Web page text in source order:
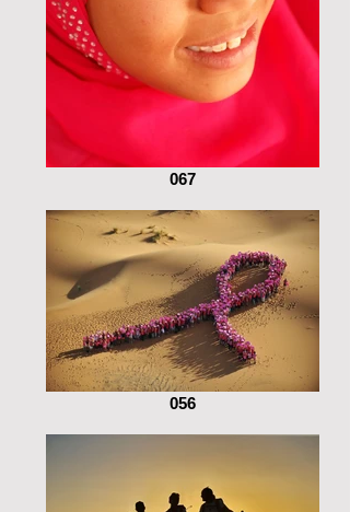
067
056